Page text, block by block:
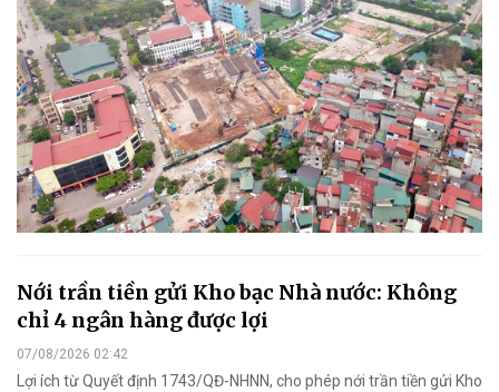
Nới trần tiền gửi Kho bạc Nhà nước: Không
chỉ 4 ngân hàng được lợi
07/08/2026 02:42
Lợi ích từ Quyết định 1743/QĐ-NHNN, cho phép nới trần tiền gửi Kho